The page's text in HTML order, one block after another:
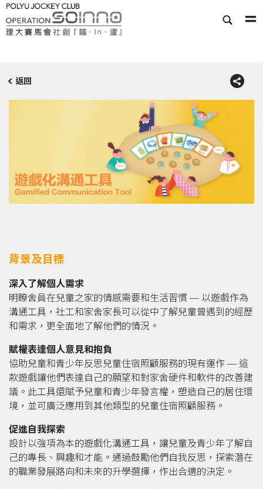
返回
背景及目標
深入了解個人需求
明瞭舍員在兒童之家的情感需要和生活習慣 — 以遊戲作為
溝通工具，社工和家舍家長可以從中了解兒童曾遇到的經歷
和需求，更全面地了解他們的情況。
賦權表達個人意見和抱負
協助兒童和青少年反思兒童住宿照顧服務的現有運作 — 這
款遊戲讓他們表達自己的願望和對家舍硬件和軟件的改善建
議。此工具還賦予兒童和青少年發言權，塑造自己的居住環
境，並可廣泛應用到其他類型的兒童住宿照顧服務。
促進自我探索
設計以強項為本的遊戲化溝通工具，讓兒童及青少年了解自
己的專長、興趣和才能。通過鼓勵他們自我反思，探索潛在
的職業發展路向和未來的升學選擇，作出合適的決定。